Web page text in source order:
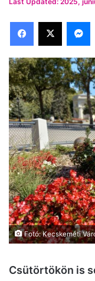
Facebook
X
Fotó: Kecskeméti
Csütörtökön is